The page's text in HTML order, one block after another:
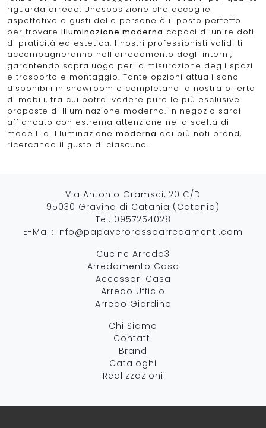
riguarda arredo. Unesposizione che accoglie
aspettative e gusti delle persone è il posto perfetto
per trovare Illuminazione moderna capaci di unire doti
di praticità ed estetica. I nostri professionisti validi ti
accompagneranno nell'arredamento degli interni,
garantendo sopraluogo per la misurazione degli spazi
e trasporto e montaggio. Tante opzioni attuali sono
disponibili in showroom e completano la nostra offerta
di mobili, tra cui potrai vedere pure le più esclusive
proposte di Illuminazione moderna. In negozio sarai
affiancato con estrema attenzione nella scelta di
modelli di Illuminazione moderna dei più noti brand,
ricercando il gusto di ciascuno.
Via Antonio Gramsci, 20 C/D
95030 Gravina di Catania (Catania)
Tel: 0957254028
E-Mail: info@papaverorossoarredamenti.com
Cucine Arredo3
Arredamento Casa
Accessori Casa
Arredo Ufficio
Arredo Giardino
Chi Siamo
Contatti
Brand
Cataloghi
Realizzazioni